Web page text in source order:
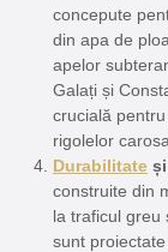
concepute
din apa de
apelor
Galați și
crucială
rigolelor
Durabilitate
construite din
la traficul greu
sunt